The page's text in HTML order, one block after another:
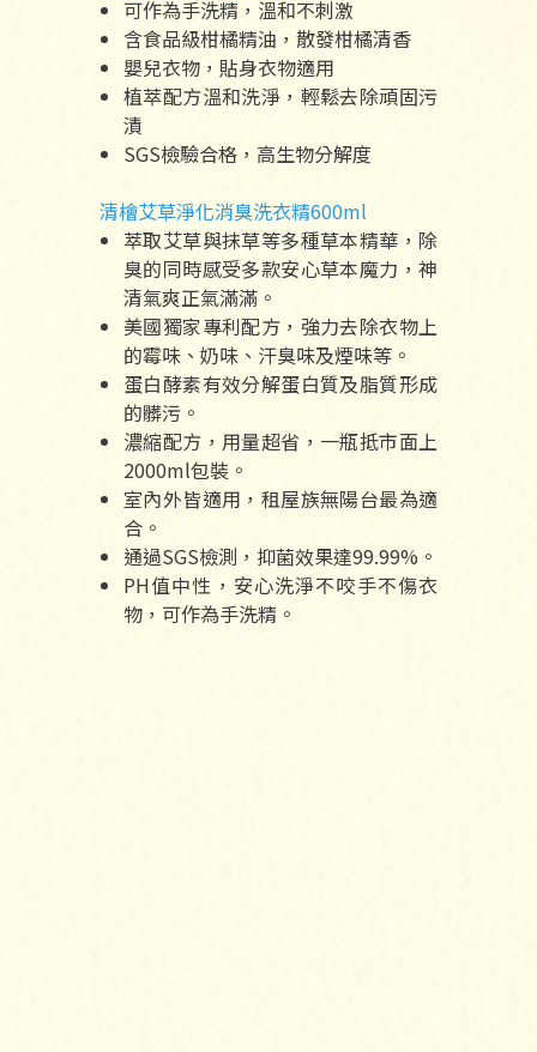
可作為手洗精，溫和不刺激
含食品級柑橘精油，散發柑橘清香
嬰兒衣物，貼身衣物適用
植萃配方溫和洗淨，輕鬆去除頑固污
漬
SGS檢驗合格，高生物分解度
清檜艾草淨化消臭洗衣精600ml
萃取艾草與抹草等多種草本精華，除
臭的同時感受多款安心草本魔力，神
清氣爽正氣滿滿。
美國獨家專利配方，強力去除衣物上
的霉味、奶味、汗臭味及煙味等。
蛋白酵素有效分解蛋白質及脂質形成
的髒污。
濃縮配方，用量超省，一瓶抵市面上
2000ml包裝。
室內外皆適用，租屋族無陽台最為適
合。
通過SGS檢測，抑菌效果達99.99%。
PH值中性，安心洗淨不咬手不傷衣
物，可作為手洗精。